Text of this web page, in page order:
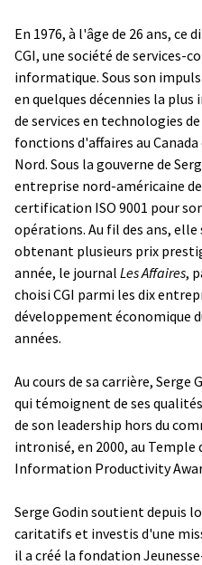
En 1976, à l'âge de 26 ans,
CGI, une société de services-
informatique. Sous son
en quelques décennies la
de services en technologies
fonctions d'affaires au
Nord. Sous la gouverne de
entreprise nord-américaine
certification ISO 9001 pour
opérations. Au fil des ans,
obtenant plusieurs prix
année, le journal Les Affaires,
choisi CGI parmi les dix
développement économique
années.
Au cours de sa carrière, Serge
qui témoignent de ses
de son leadership hors du
intronisé, en 2000, au Temple
Information Productivity
Serge Godin soutient depuis
caritatifs et investis d'une
il a créé la fondation